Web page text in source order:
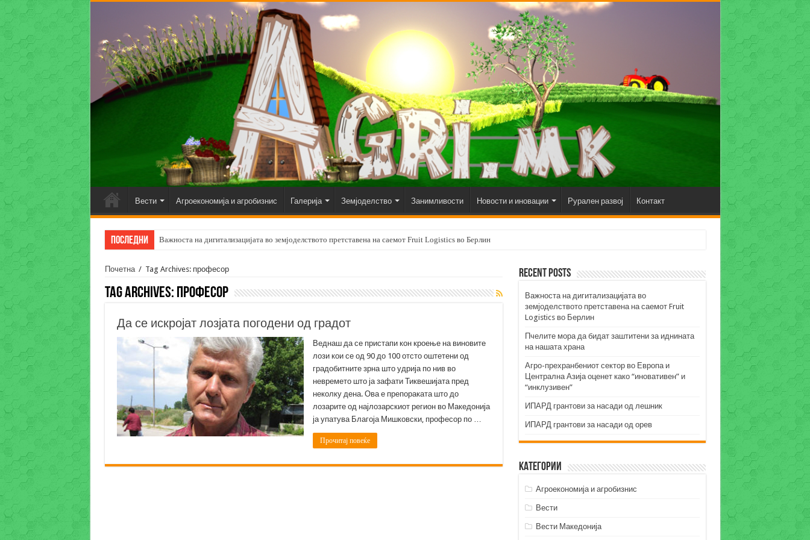
Вести Агроекономија и агробизнис Галерија Земјоделство Занимливости Новости и иновации Рурален развој Контакт
Последни Важноста на дигитализацијата во земјоделството претставена на саемот Fruit Logistics во Берлин
Почетна / Tag Archives: професор
Tag Archives: професор
Да се искројат лозјата погодени од градот
Веднаш да се пристапи кон кроење на виновите
лози кои се од 90 до 100 отсто оштетени од
градобитните зрна што удрија по нив во
невремето што ја зафати Тиквешијата пред
неколку дена. Ова е препораката што до
лозарите од најлозарскиот регион во Македонија
ја упатува Благоја Мишковски, професор по …
Прочитај повеќе
Recent Posts
Важноста на дигитализацијата во
земјоделството претставена на саемот Fruit
Logistics во Берлин
Пчелите мора да бидат заштитени за иднината
на нашата храна
Агро-прехранбениот сектор во Европа и
Централна Азија оценет како “иновативен” и
“инклузивен”
ИПАРД грантови за насади од лешник
ИПАРД грантови за насади од орев
Категории
Агроекономија и агробизнис
Вести
Вести Македонија